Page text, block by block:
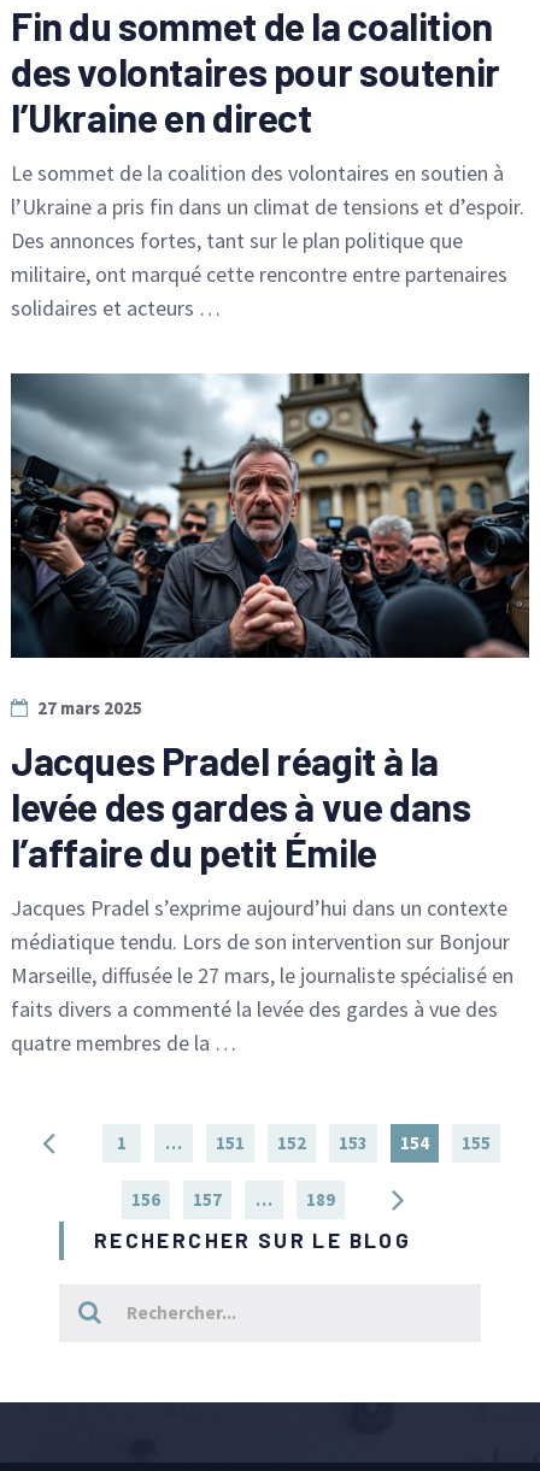
Fin du sommet de la coalition
des volontaires pour soutenir
l’Ukraine en direct
Le sommet de la coalition des volontaires en soutien à
l’Ukraine a pris fin dans un climat de tensions et d’espoir.
Des annonces fortes, tant sur le plan politique que
militaire, ont marqué cette rencontre entre partenaires
solidaires et acteurs …
27 mars 2025
Jacques Pradel réagit à la
levée des gardes à vue dans
l’affaire du petit Émile
Jacques Pradel s’exprime aujourd’hui dans un contexte
médiatique tendu. Lors de son intervention sur Bonjour
Marseille, diffusée le 27 mars, le journaliste spécialisé en
faits divers a commenté la levée des gardes à vue des
quatre membres de la …
Pagination
publications
1 … 151 152 153 154 155
156 157 … 189
RECHERCHER SUR LE BLOG